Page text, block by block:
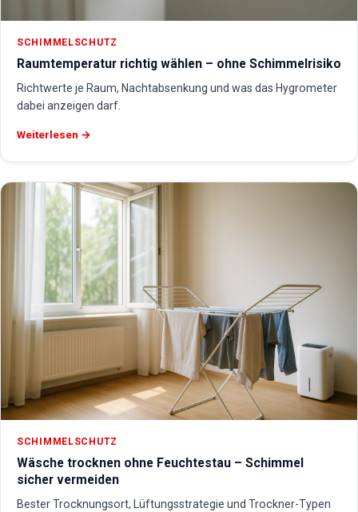
SCHIMMELSCHUTZ
Raumtemperatur richtig wählen – ohne Schimmelrisiko
Richtwerte je Raum, Nachtabsenkung und was das Hygrometer
dabei anzeigen darf.
Weiterlesen →
SCHIMMELSCHUTZ
Wäsche trocknen ohne Feuchtestau – Schimmel
sicher vermeiden
Bester Trocknungsort, Lüftungsstrategie und Trockner-Typen